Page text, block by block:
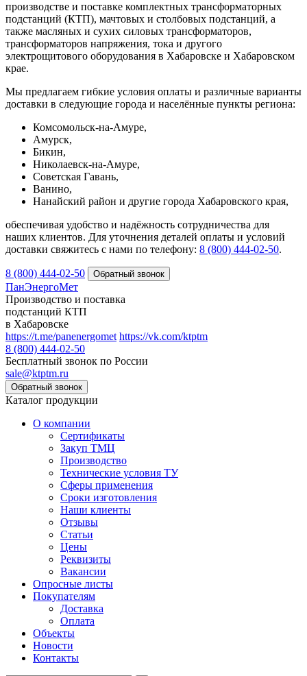
производстве и поставке комплектных трансформаторных
подстанций (КТП), мачтовых и столбовых подстанций, а
также масляных и сухих силовых трансформаторов,
трансформаторов напряжения, тока и другого
электрощитового оборудования в Хабаровске и Хабаровском
крае.
Мы предлагаем гибкие условия оплаты и различные варианты
доставки в следующие города и населённые пункты региона:
Комсомольск-на-Амуре,
Амурск,
Бикин,
Николаевск-на-Амуре,
Советская Гавань,
Ванино,
Нанайский район и другие города Хабаровского края,
обеспечивая удобство и надёжность сотрудничества для
наших клиентов. Для уточнения деталей оплаты и условий
доставки свяжитесь с нами по телефону: 8 (800) 444‑02‑50.
8 (800) 444-02-50
ПанЭнергоМет
Производство и поставка
подстанций КТП
в Хабаровске
https://t.me/panenergomet https://vk.com/ktptm
8 (800) 444-02-50
Бесплатный звонок по России
sale@ktptm.ru
Каталог продукции
О компании
Сертификаты
Закуп ТМЦ
Производство
Технические условия ТУ
Сферы применения
Сроки изготовления
Наши клиенты
Отзывы
Статьи
Цены
Реквизиты
Вакансии
Опросные листы
Покупателям
Доставка
Оплата
Объекты
Новости
Контакты